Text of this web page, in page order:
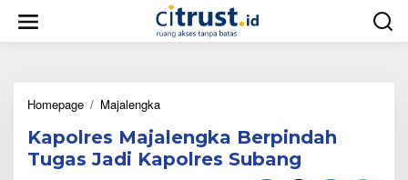
w
Homepage / Majalengka
p
o
l
Kapolres Majalengka Berpindah
Tugas Jadi Kapolres Subang